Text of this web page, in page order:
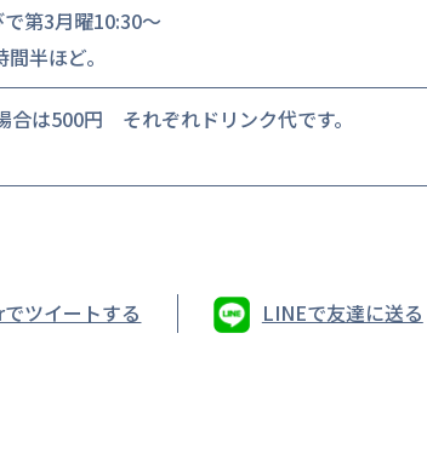
第3月曜10:30～
半ほど。
は500円 それぞれドリンク代です。
ツイートする LINEで友達に送る